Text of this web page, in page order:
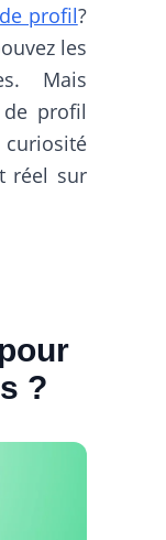
profil?
les
Mais
de profil
réel sur
?